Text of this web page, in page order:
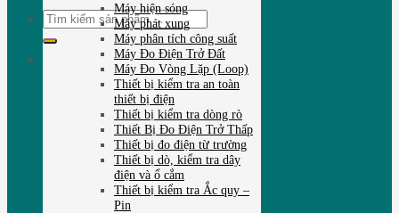
Tìm
kiếm:
Máy hiện sóng
Máy phát xung
Máy phân tích công suất
Máy Đo Điện Trở Đất
Máy Đo Vòng Lặp (Loop)
Thiết bị kiểm tra an toàn
thiết bị điện
Thiết bị kiểm tra dòng rò
Thiết Bị Đo Điện Trở Thấp
Thiết bị đo điện từ trường
Thiết bị dò, kiểm tra dây
điện và ổ cắm
Thiết bị kiểm tra Ắc quy –
Pin